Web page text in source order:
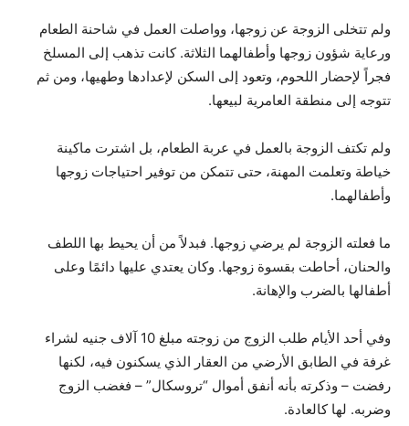
ولم تتخلى الزوجة عن زوجها، وواصلت العمل في شاحنة الطعام
ورعاية شؤون زوجها وأطفالهما الثلاثة. كانت تذهب إلى المسلخ
فجراً لإحضار اللحوم، وتعود إلى السكن لإعدادها وطهيها، ومن ثم
تتوجه إلى منطقة العامرية لبيعها.
ولم تكتف الزوجة بالعمل في عربة الطعام، بل اشترت ماكينة
خياطة وتعلمت المهنة، حتى تتمكن من توفير احتياجات زوجها
وأطفالهما.
ما فعلته الزوجة لم يرضي زوجها. فبدلاً من أن يحيط بها اللطف
والحنان، أحاطت بقسوة زوجها. وكان يعتدي عليها دائمًا وعلى
أطفالها بالضرب والإهانة.
وفي أحد الأيام طلب الزوج من زوجته مبلغ 10 آلاف جنيه لشراء
غرفة في الطابق الأرضي من العقار الذي يسكنون فيه، لكنها
رفضت – وذكرته بأنه أنفق أموال “تروسكال” – فغضب الزوج
وضربه. لها كالعادة.